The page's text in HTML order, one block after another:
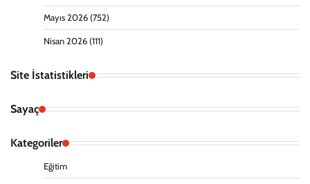
Mayıs 2026 (752)
Nisan 2026 (111)
Site İstatistikleri
Sayaç
Kategoriler
Eğitim